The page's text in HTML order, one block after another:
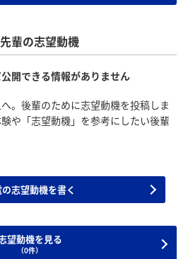
輩の志望動機
開できる情報がありません
。後輩のために志望動機を投稿しま
や「志望動機」を参考にしたい後輩
志望動機を書く
望動機を見る
（0件）